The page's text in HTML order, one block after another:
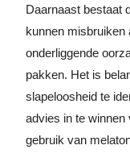
Daarnaast bestaat
kunnen misbruiken
onderliggende
pakken. Het is
slapeloosheid te
advies in te winnen
gebruik van